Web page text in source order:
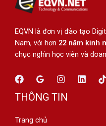
EQVN là đơn vị đào tạo
Nam, với hơn 22 năm kinh
chục nghìn học viên và
THÔNG TIN
Trang chủ